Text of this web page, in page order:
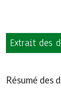
Extrait des
Résumé des